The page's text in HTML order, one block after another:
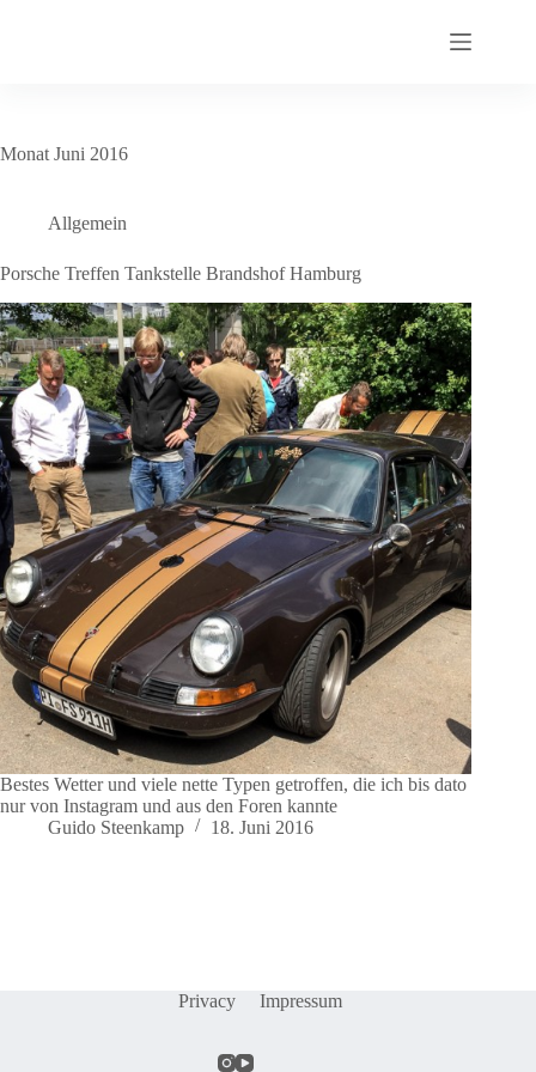
Monat Juni 2016
Allgemein
Porsche Treffen Tankstelle Brandshof Hamburg
Bestes Wetter und viele nette Typen getroffen, die ich bis dato
nur von Instagram und aus den Foren kannte
Guido Steenkamp
18. Juni 2016
Privacy Impressum